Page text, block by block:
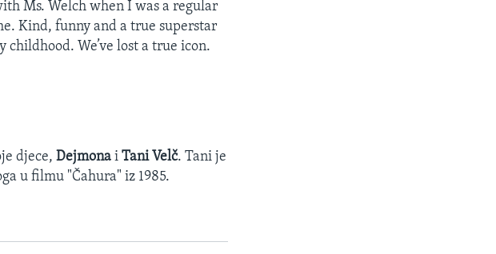
Ms. Welch when I was a regular
Kind, funny and a true superstar
We’ve lost a true icon.
djece,Dejmona iTani Velč. Tani je
u filmu "Čahura" iz 1985.